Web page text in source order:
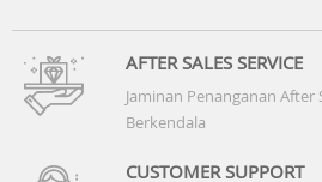
AFTER SALES SERVICE
Jaminan Penanganan After
Berkendala
CUSTOMER SUPPORT